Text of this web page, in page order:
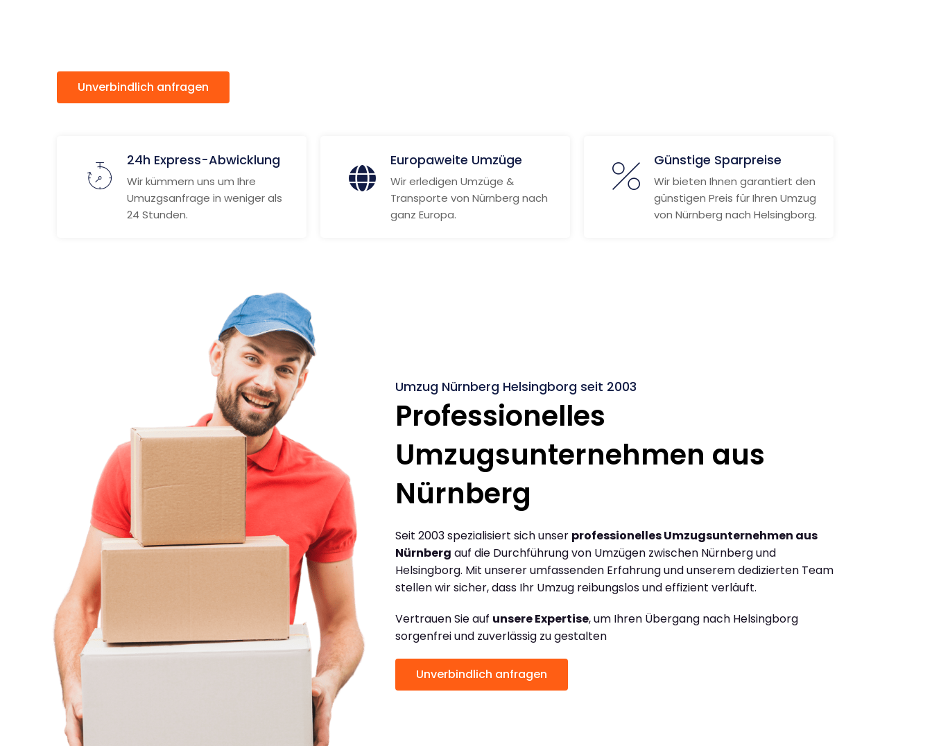
Unverbindlich anfragen
24h Express-Abwicklung
Wir kümmern uns um Ihre
Umuzgsanfrage in weniger als
24 Stunden.
Europaweite Umzüge
Wir erledigen Umzüge &
Transporte von Nürnberg nach
ganz Europa.
Günstige Sparpreise
Wir bieten Ihnen garantiert den
günstigen Preis für Ihren Umzug
von Nürnberg nach Helsingborg.
Umzug Nürnberg Helsingborg seit 2003
Professionelles
Umzugsunternehmen aus
Nürnberg
Seit 2003 spezialisiert sich unser professionelles Umzugsunternehmen aus
Nürnberg auf die Durchführung von Umzügen zwischen Nürnberg und
Helsingborg. Mit unserer umfassenden Erfahrung und unserem dedizierten Team
stellen wir sicher, dass Ihr Umzug reibungslos und effizient verläuft.
Vertrauen Sie auf unsere Expertise, um Ihren Übergang nach Helsingborg
sorgenfrei und zuverlässig zu gestalten
Unverbindlich anfragen